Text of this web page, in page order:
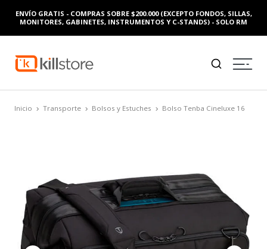
ENVÍO GRATIS - COMPRAS SOBRE $200.000 (EXCEPTO FONDOS, SILLAS,
MONITORES, GABINETES, INSTRUMENTOS Y C-STANDS) - SOLO RM
Inicio Transporte Bolsos y Estuches Bolso Tenba Cineluxe 16